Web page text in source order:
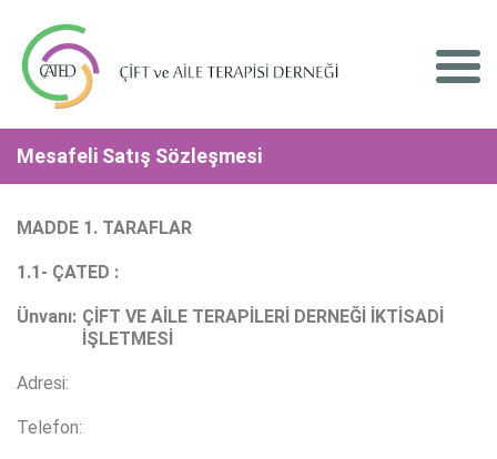
Mesafeli Satış Sözleşmesi
MADDE 1. TARAFLAR
1.1- ÇATED :
Ünvanı: ÇİFT VE AİLE TERAPİLERİ DERNEĞİ İKTİSADİ
İŞLETMESİ
Adresi:
Telefon: